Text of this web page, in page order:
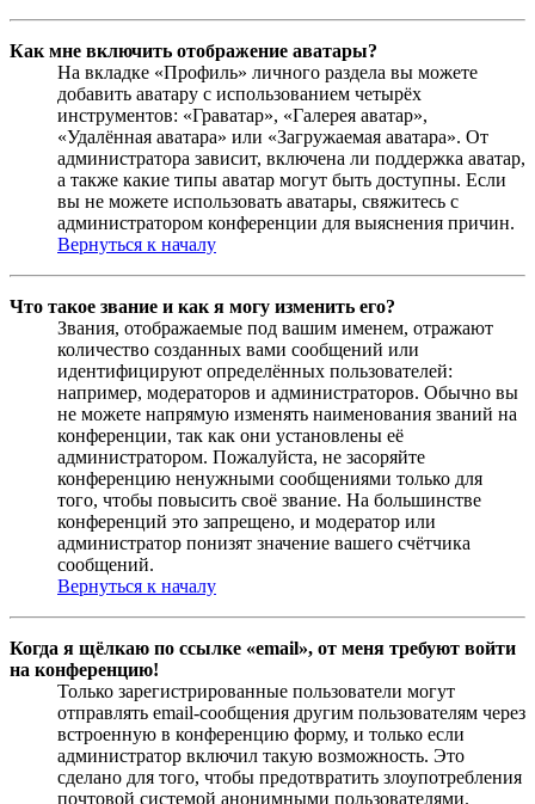
Как мне включить отображение аватары?
На вкладке «Профиль» личного раздела вы можете
добавить аватару с использованием четырёх
инструментов: «Граватар», «Галерея аватар»,
«Удалённая аватара» или «Загружаемая аватара». От
администратора зависит, включена ли поддержка аватар,
а также какие типы аватар могут быть доступны. Если
вы не можете использовать аватары, свяжитесь с
администратором конференции для выяснения причин.
Вернуться к началу
Что такое звание и как я могу изменить его?
Звания, отображаемые под вашим именем, отражают
количество созданных вами сообщений или
идентифицируют определённых пользователей:
например, модераторов и администраторов. Обычно вы
не можете напрямую изменять наименования званий на
конференции, так как они установлены её
администратором. Пожалуйста, не засоряйте
конференцию ненужными сообщениями только для
того, чтобы повысить своё звание. На большинстве
конференций это запрещено, и модератор или
администратор понизят значение вашего счётчика
сообщений.
Вернуться к началу
Когда я щёлкаю по ссылке «email», от меня требуют войти
на конференцию!
Только зарегистрированные пользователи могут
отправлять email-сообщения другим пользователям через
встроенную в конференцию форму, и только если
администратор включил такую возможность. Это
сделано для того, чтобы предотвратить злоупотребления
почтовой системой анонимными пользователями.